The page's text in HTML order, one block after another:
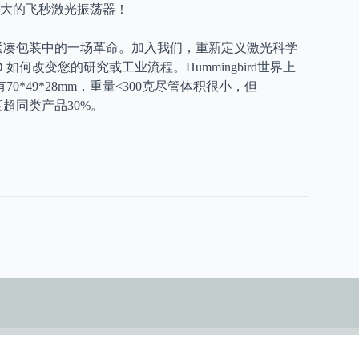
的飞秒激光振荡器！
包装中的一场革命。加入我们，重新定义激光科学
何改变您的研究或工业流程。Hummingbird世界上
，重量<300克尽管体积很小，但
同类产品30%。